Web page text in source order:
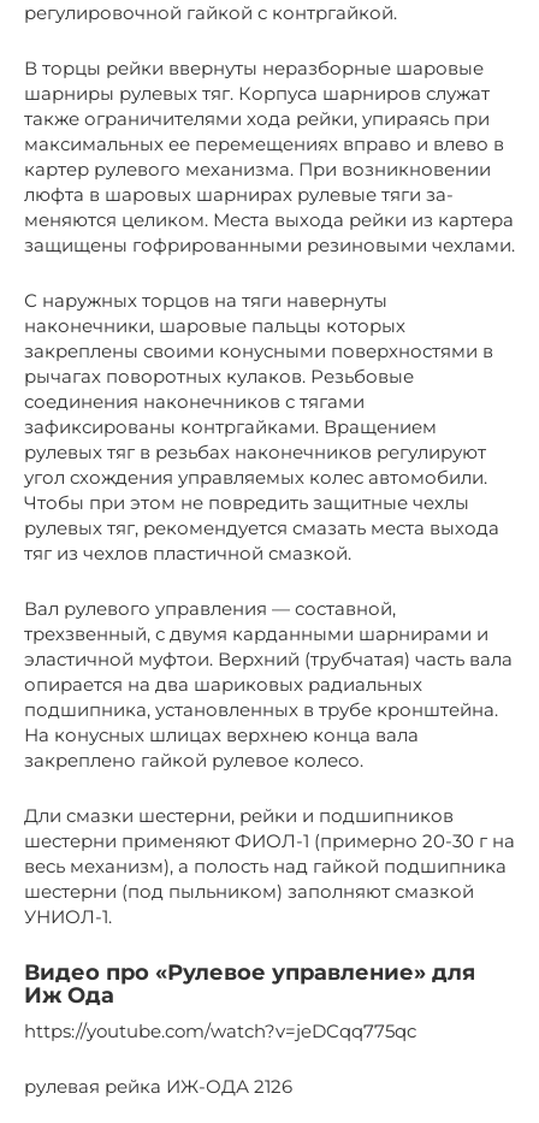
регулировочной гайкой с контргайкой.
В торцы рейки ввернуты неразборные шаровые
шарниры рулевых тяг. Корпуса шарниров служат
также ограничителями хода рейки, упираясь при
максимальных ее перемещениях вправо и влево в
картер рулевого механизма. При возникновении
люфта в шаровых шарнирах рулевые тяги за-
меняются целиком. Места выхода рейки из картера
защищены гофрированными резиновыми чехлами.
С наружных торцов на тяги навернуты
наконечники, шаровые пальцы которых
закреплены своими конусными поверхностями в
рычагах поворотных кулаков. Резьбовые
соединения наконечников с тягами
зафиксированы контргайками. Вращением
рулевых тяг в резьбах наконечников регулируют
угол схождения управляемых колес автомобили.
Чтобы при этом не повредить защитные чехлы
рулевых тяг, рекомендуется смазать места выхода
тяг из чехлов пластичной смазкой.
Вал рулевого управления — составной,
трехзвенный, с двумя карданными шарнирами и
эластичной муфтои. Верхний (трубчатая) часть вала
опирается на два шариковых радиальных
подшипника, установленных в трубе кронштейна.
На конусных шлицах верхнею конца вала
закреплено гайкой рулевое колесо.
Дли смазки шестерни, рейки и подшипников
шестерни применяют ФИОЛ-1 (примерно 20-30 г на
весь механизм), а полость над гайкой подшипника
шестерни (под пыльником) заполняют смазкой
УНИОЛ-1.
Видео про «Рулевое управление» для
Иж Ода
https://youtube.com/watch?v=jeDCqq775qc
рулевая рейка ИЖ-ОДА 2126